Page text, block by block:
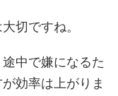
切ですね。
中で嫌になるた
効率は上がりま